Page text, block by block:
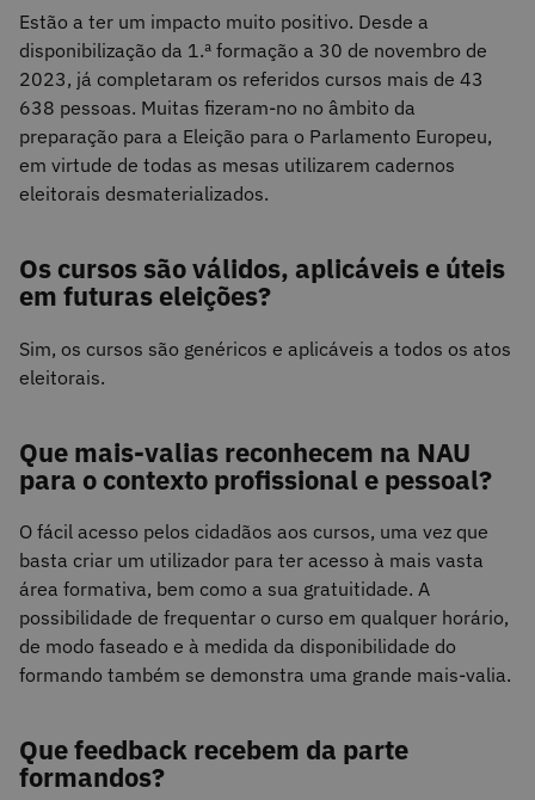
Estão a ter um impacto muito positivo. Desde a
disponibilização da 1.ª formação a 30 de novembro de
2023, já completaram os referidos cursos mais de 43
638 pessoas. Muitas fizeram-no no âmbito da
preparação para a Eleição para o Parlamento Europeu,
em virtude de todas as mesas utilizarem cadernos
eleitorais desmaterializados.
Os cursos são válidos, aplicáveis e úteis
em futuras eleições?
Sim, os cursos são genéricos e aplicáveis a todos os atos
eleitorais.
Que mais-valias reconhecem na NAU
para o contexto profissional e pessoal?
O fácil acesso pelos cidadãos aos cursos, uma vez que
basta criar um utilizador para ter acesso à mais vasta
área formativa, bem como a sua gratuitidade. A
possibilidade de frequentar o curso em qualquer horário,
de modo faseado e à medida da disponibilidade do
formando também se demonstra uma grande mais-valia.
Que feedback recebem da parte
formandos?